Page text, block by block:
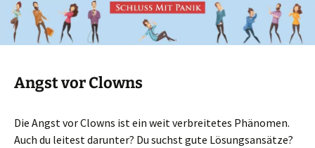
Angst vor Clowns
Die Angst vor Clowns ist ein weit verbreitetes Phänomen.
Auch du leitest darunter? Du suchst gute Lösungsansätze?